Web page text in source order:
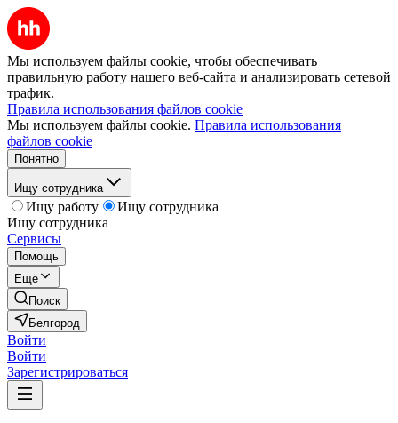
Мы используем файлы cookie, чтобы обеспечивать
правильную работу нашего веб-сайта и анализировать сетевой
трафик.
Правила использования файлов cookie
Мы используем файлы cookie. Правила использования
файлов cookie
Понятно
Ищу сотрудника
Ищу работу
Ищу сотрудника
Ищу сотрудника
Сервисы
Помощь
Ещё
Поиск
Белгород
Войти
Войти
Зарегистрироваться